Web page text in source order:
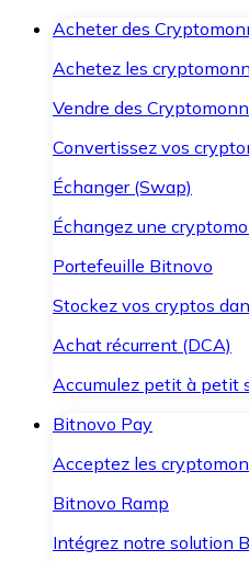
Acheter des
Achetez les
Vendre des
Convertissez vos
Échanger (Swap)
Échangez une
Portefeuille Bitnovo
Stockez vos cryptos
Achat récurrent (DCA)
Accumulez petit à petit
Bitnovo Pay
Acceptez les
Bitnovo Ramp
Intégrez notre solution